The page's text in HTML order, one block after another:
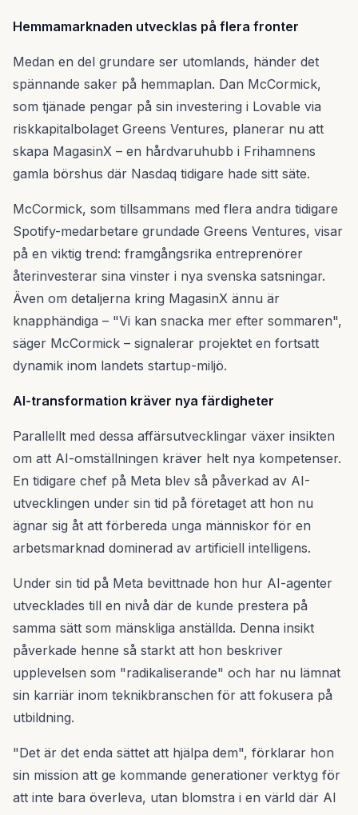
Hemmamarknaden utvecklas på flera fronter
Medan en del grundare ser utomlands, händer det
spännande saker på hemmaplan. Dan McCormick,
som tjänade pengar på sin investering i Lovable via
riskkapitalbolaget Greens Ventures, planerar nu att
skapa MagasinX – en hårdvaruhubb i Frihamnens
gamla börshus där Nasdaq tidigare hade sitt säte.
McCormick, som tillsammans med flera andra tidigare
Spotify-medarbetare grundade Greens Ventures, visar
på en viktig trend: framgångsrika entreprenörer
återinvesterar sina vinster i nya svenska satsningar.
Även om detaljerna kring MagasinX ännu är
knapphändiga – "Vi kan snacka mer efter sommaren",
säger McCormick – signalerar projektet en fortsatt
dynamik inom landets startup-miljö.
AI-transformation kräver nya färdigheter
Parallellt med dessa affärsutvecklingar växer insikten
om att AI-omställningen kräver helt nya kompetenser.
En tidigare chef på Meta blev så påverkad av AI-
utvecklingen under sin tid på företaget att hon nu
ägnar sig åt att förbereda unga människor för en
arbetsmarknad dominerad av artificiell intelligens.
Under sin tid på Meta bevittnade hon hur AI-agenter
utvecklades till en nivå där de kunde prestera på
samma sätt som mänskliga anställda. Denna insikt
påverkade henne så starkt att hon beskriver
upplevelsen som "radikaliserande" och har nu lämnat
sin karriär inom teknikbranschen för att fokusera på
utbildning.
"Det är det enda sättet att hjälpa dem", förklarar hon
sin mission att ge kommande generationer verktyg för
att inte bara överleva, utan blomstra i en värld där AI